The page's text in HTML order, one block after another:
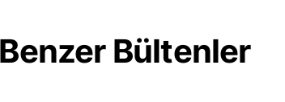
Benzer Bültenler